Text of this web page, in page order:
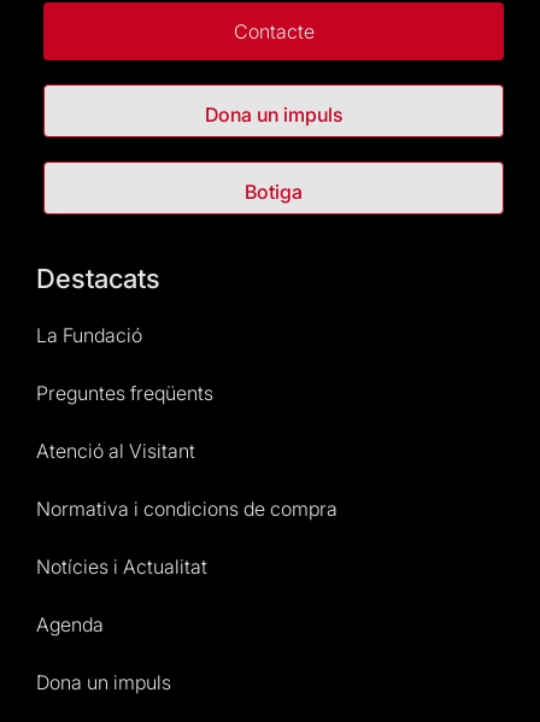
Contacte
Dona un impuls
Botiga
Destacats
La Fundació
Preguntes freqüents
Atenció al Visitant
Normativa i condicions de compra
Notícies i Actualitat
Agenda
Dona un impuls